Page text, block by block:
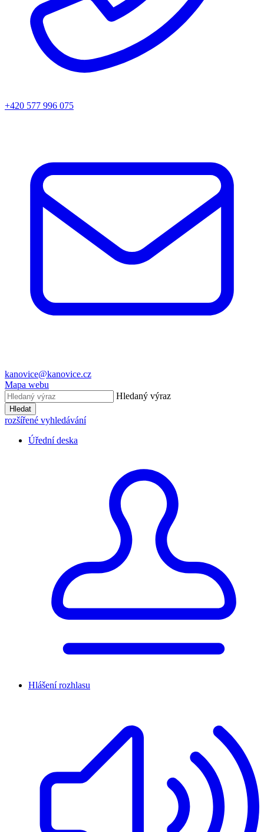
+420 577 996 075
kanovice@kanovice.cz
Mapa webu
Hledaný výraz
Hledat
rozšířené vyhledávání
Úřední deska
Hlášení rozhlasu